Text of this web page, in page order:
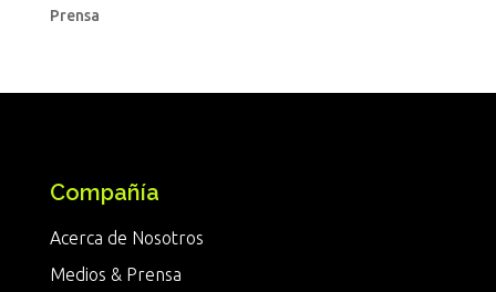
Prensa
Compañía
Acerca de Nosotros
Medios & Prensa